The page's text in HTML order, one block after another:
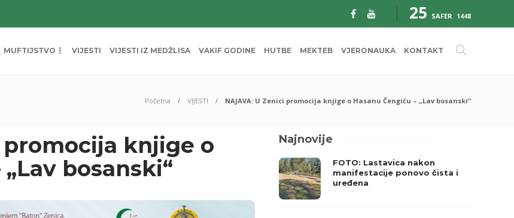
25 SAFER 1448
MUFTIJSTVO VIJESTI VIJESTI IZ MEDŽLISA VAKIF GODINE HUTBE MEKTEB VJERONAUKA KONTAKT
Početna VIJESTI NAJAVA: U Zenici promocija knjige o Hasanu Čengiću – „Lav bosanski“
promocija knjige o
bosanski“
Najnovije
FOTO: Lastavica nakon
manifestacije ponovo čista i
uređena